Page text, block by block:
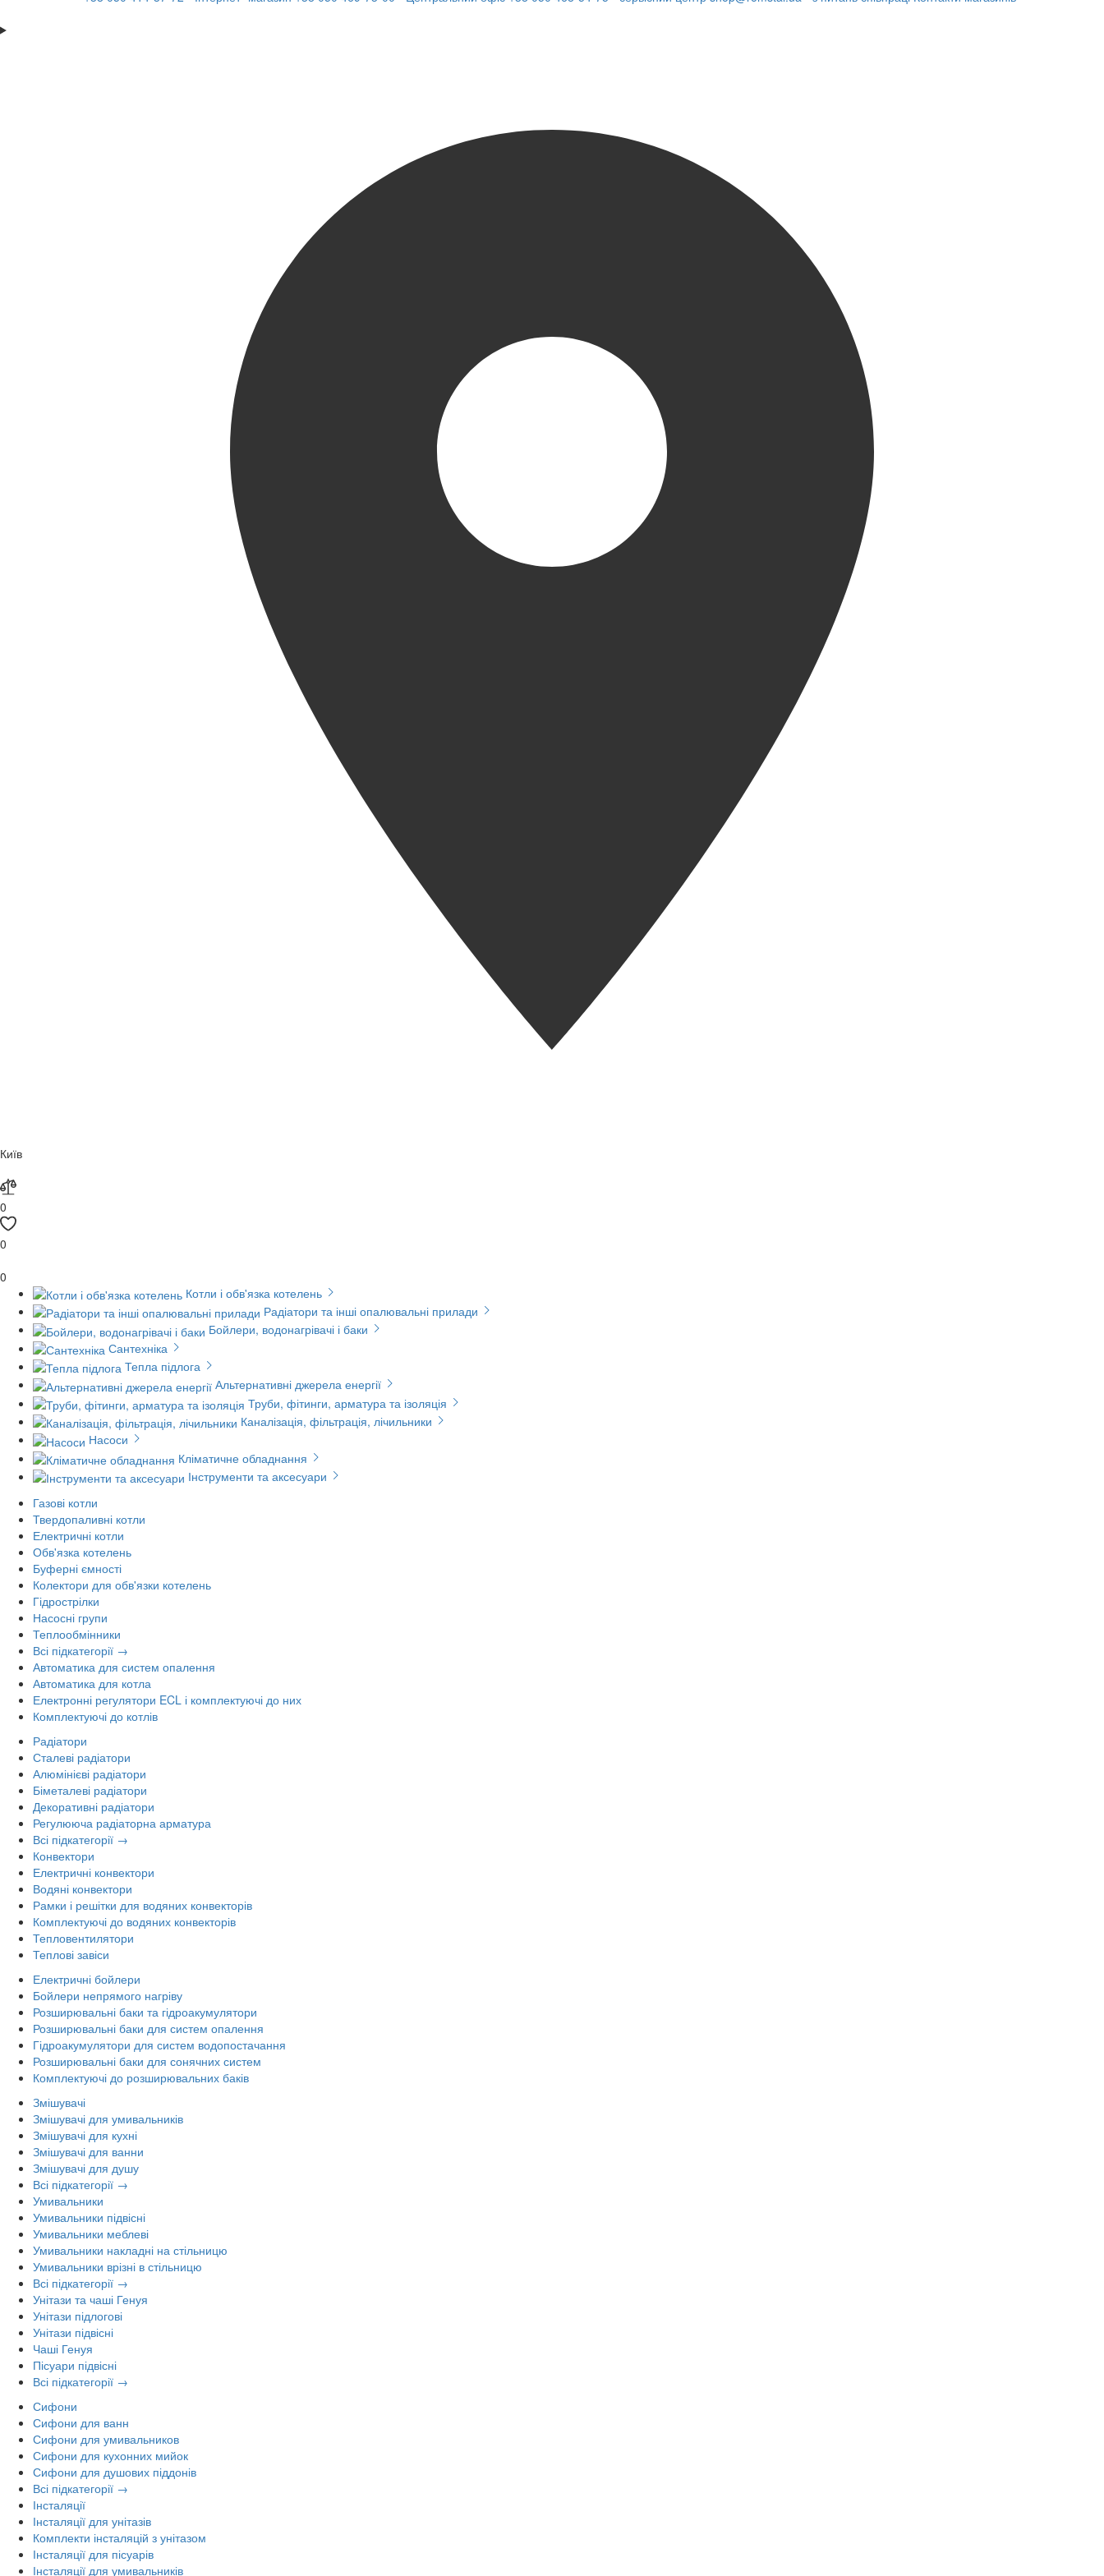
Київ
0
0
0
Котли і обв'язка котелень
Радіатори та інші опалювальні прилади
Бойлери, водонагрівачі і баки
Сантехніка
Тепла підлога
Альтернативні джерела енергії
Труби, фітинги, арматура та ізоляція
Каналізація, фільтрація, лічильники
Насоси
Кліматичне обладнання
Інструменти та аксесуари
Газові котли
Твердопаливні котли
Електричні котли
Обв'язка котелень
Буферні ємності
Колектори для обв'язки котелень
Гідрострілки
Насосні групи
Теплообмінники
Всі підкатегорії →
Автоматика для систем опалення
Автоматика для котла
Електронні регулятори ECL і комплектуючі до них
Комплектуючі до котлів
Радіатори
Сталеві радіатори
Алюмінієві радіатори
Біметалеві радіатори
Декоративні радіатори
Регулююча радіаторна арматура
Всі підкатегорії →
Конвектори
Електричні конвектори
Водяні конвектори
Рамки і решітки для водяних конвекторів
Комплектуючі до водяних конвекторів
Тепловентилятори
Теплові завіси
Електричні бойлери
Бойлери непрямого нагріву
Розширювальні баки та гідроакумулятори
Розширювальні баки для систем опалення
Гідроакумулятори для систем водопостачання
Розширювальні баки для сонячних систем
Комплектуючі до розширювальних баків
Змішувачі
Змішувачі для умивальників
Змішувачі для кухні
Змішувачі для ванни
Змішувачі для душу
Всі підкатегорії →
Умивальники
Умивальники підвісні
Умивальники меблеві
Умивальники накладні на стільницю
Умивальники врізні в стільницю
Всі підкатегорії →
Унітази та чаші Генуя
Унітази підлогові
Унітази підвісні
Чаші Генуя
Пісуари підвісні
Всі підкатегорії →
Сифони
Сифони для ванн
Сифони для умивальников
Сифони для кухонних мийок
Сифони для душових піддонів
Всі підкатегорії →
Інсталяції
Інсталяції для унітазів
Комплекти інсталяцій з унітазом
Інсталяції для пісуарів
Інсталяції для умивальників